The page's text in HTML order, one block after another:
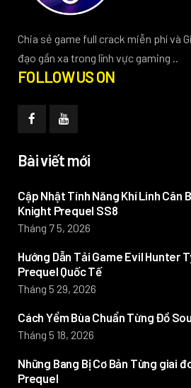
Chia sẻ game full crack miễn phí và
đạo gần xa trong lĩnh vực gaming ..
FOLLOW US ON
Bài viết mới
Cập Nhật Tính Năng Khí Linh Cân
Knight Prequel SS8
Tháng 7 5, 2026
Hướng Dẫn Tải Game Evil Hunter
Prequel Quốc Tế
Tháng 5 29, 2026
Cách Yểm Bùa Chuẩn Từng Đồ
Tháng 5 18, 2026
Những Bang Bị Cơ Bản Từng giai
Prequel